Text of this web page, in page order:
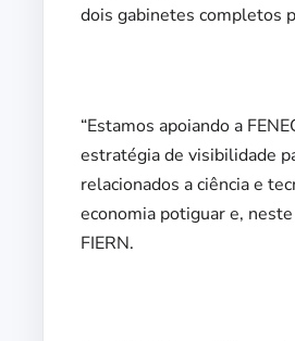
dois gabinetes completos
“Estamos apoiando a
estratégia de visibilidade
relacionados a ciência e
economia potiguar e,
FIERN.